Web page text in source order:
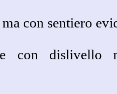
con sentiero
con dislivello